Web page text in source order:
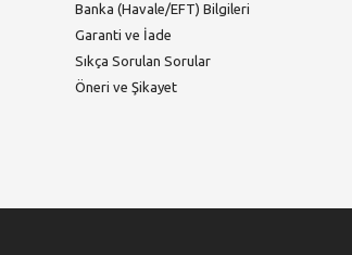
Banka (Havale/EFT) Bilgileri
Garanti ve İade
Sıkça Sorulan Sorular
Öneri ve Şikayet